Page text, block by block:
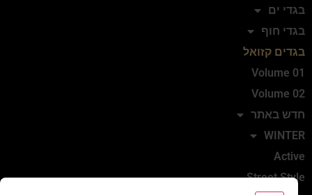
בגדי ים
בגדי חוף
בגדים קזואל
Volume 01
Volume 02
חדש באתר
WINTER
Active
Street Style